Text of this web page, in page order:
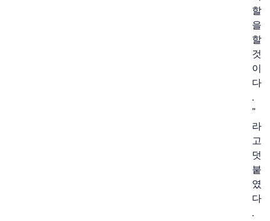
할
을
할
것
이
다
.
”
라
고
덧
붙
였
다
.